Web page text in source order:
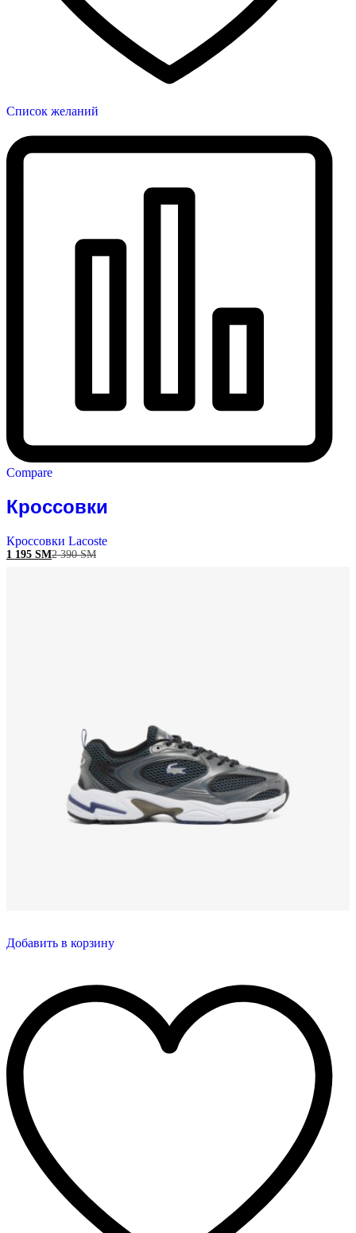
Список желаний
Compare
Кроссовки
Кроссовки Lacoste
1 195 ЅМ2 390ЅМ
Добавить в корзину